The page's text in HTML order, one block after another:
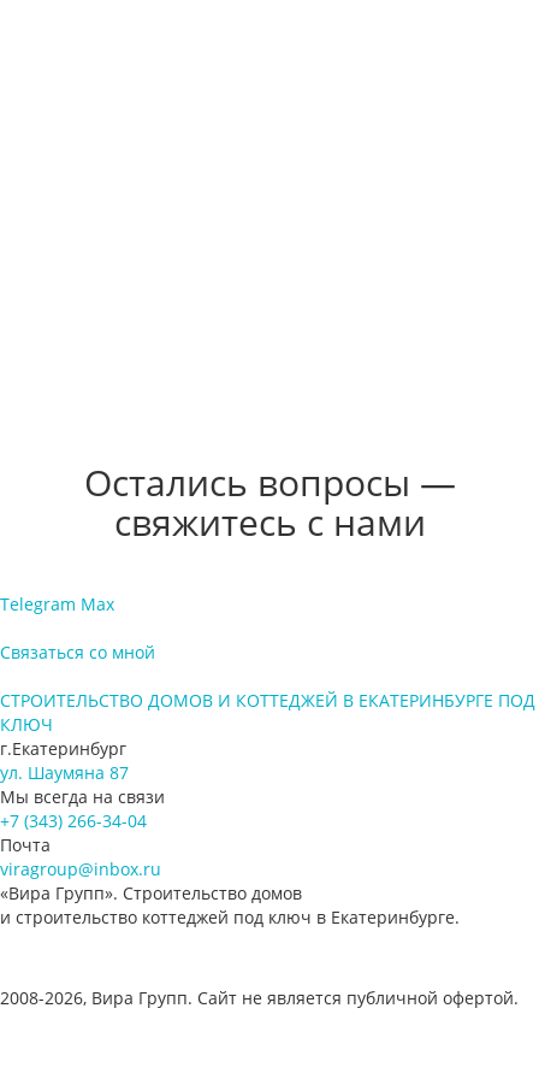
Остались вопросы —
свяжитесь с нами
Telegram Max
Связаться со мной
СТРОИТЕЛЬСТВО ДОМОВ И КОТТЕДЖЕЙ В ЕКАТЕРИНБУРГЕ ПОД
КЛЮЧ
г.Екатеринбург
ул. Шаумяна 87
Мы всегда на связи
+7 (343) 266-34-04
Почта
viragroup@inbox.ru
«Вира Групп». Строительство домов
и строительство коттеджей под ключ в Екатеринбурге.
2008-2026, Вира Групп. Cайт не является публичной офертой.